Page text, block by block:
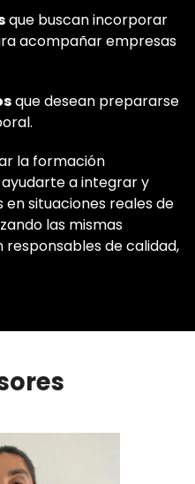
que buscan incorporar
acompañar empresas
que desean prepararse
la formación
ayudarte a integrar y
situaciones reales de
las mismas
de calidad,